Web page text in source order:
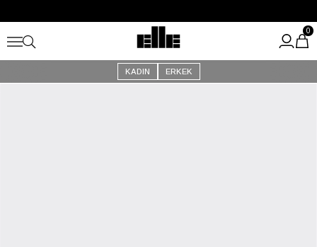
Kargo Ücretsiz!
KADIN ERKEK
0